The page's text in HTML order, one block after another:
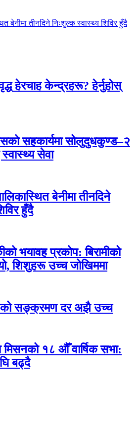
बेनीमा तीनदिने निःशुल्क स्वास्थ्य शिविर हुँदै
हेरचाह केन्द्रहरू? हेर्नुहोस्
सहकार्यमा सोलुदुधकुण्ड–२
सेवा
बेनीमा तीनदिने
हुँदै
भयावह प्रकोप: बिरामीको
शिशुहरू उच्च जोखिममा
सङ्क्रमण दर अझै उच्च
१८ औँ वार्षिक सभा:
बढ्दै